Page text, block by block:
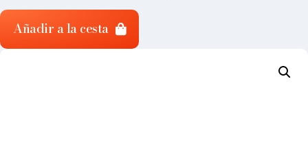
Añadir a la cesta